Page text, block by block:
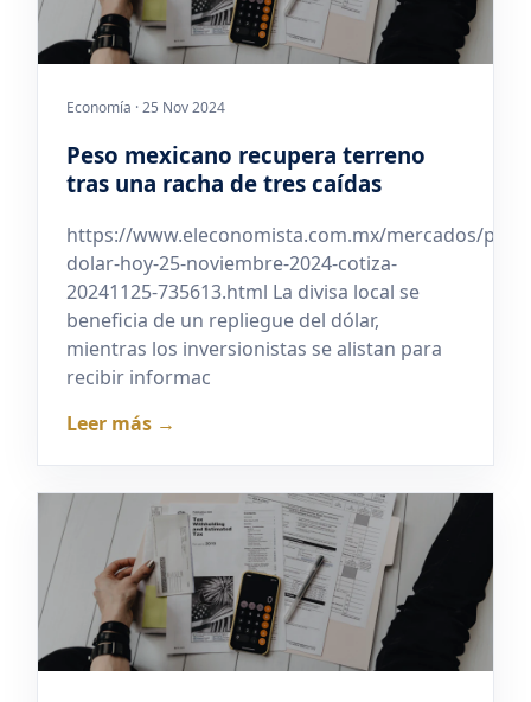
Economía · 25 Nov 2024
Peso mexicano recupera terreno
tras una racha de tres caídas
https://www.eleconomista.com.mx/mercados/
dolar-hoy-25-noviembre-2024-cotiza-
20241125-735613.html La divisa local se
beneficia de un repliegue del dólar,
mientras los inversionistas se alistan para
recibir informac
Leer más →